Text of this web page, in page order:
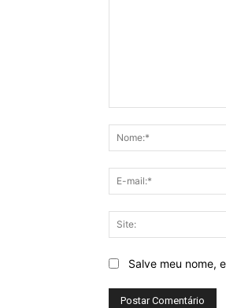
Salve meu nome,